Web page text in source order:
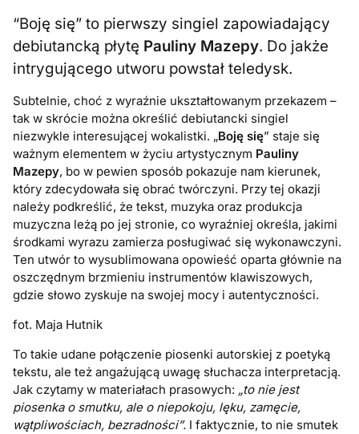
“Boję się” to pierwszy singiel zapowiadający
debiutancką płytę Pauliny Mazepy. Do jakże
intrygującego utworu powstał teledysk.
Subtelnie, choć z wyraźnie ukształtowanym przekazem –
tak w skrócie można określić debiutancki singiel
niezwykle interesującej wokalistki. „Boję się” staje się
ważnym elementem w życiu artystycznym Pauliny
Mazepy, bo w pewien sposób pokazuje nam kierunek,
który zdecydowała się obrać twórczyni. Przy tej okazji
należy podkreślić, że tekst, muzyka oraz produkcja
muzyczna leżą po jej stronie, co wyraźniej określa, jakimi
środkami wyrazu zamierza posługiwać się wykonawczyni.
Ten utwór to wysublimowana opowieść oparta głównie na
oszczędnym brzmieniu instrumentów klawiszowych,
gdzie słowo zyskuje na swojej mocy i autentyczności.
fot. Maja Hutnik
To takie udane połączenie piosenki autorskiej z poetyką
tekstu, ale też angażującą uwagę słuchacza interpretacją.
Jak czytamy w materiałach prasowych: „to nie jest
piosenka o smutku, ale o niepokoju, lęku, zamęcie,
wątpliwościach, bezradności”. I faktycznie, to nie smutek